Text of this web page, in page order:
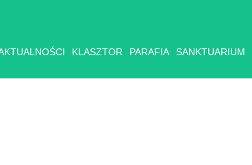
KLASZTOR PARAFIA SANKTUARIUM